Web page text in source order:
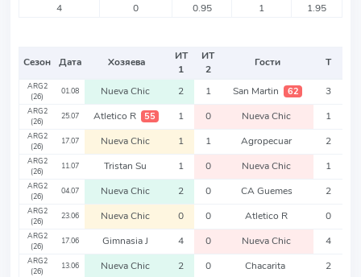
4
0 0.95 1 1.95
Сезон Дата Хозяева
ИТ
1
ИТ
2
Гости Т
ARG2
(26)
01.08 Nueva Chic 2 1 San Martin 62 3
ARG2
(26)
25.07 Atletico R 55 1 0 Nueva Chic 1
ARG2
(26)
17.07 Nueva Chic 1 1 Agropecuar 2
ARG2
(26)
11.07 Tristan Su 1 0 Nueva Chic 1
ARG2
(26)
04.07 Nueva Chic 2 0 CA Guemes 2
ARG2
(26)
23.06 Nueva Chic 0 0 Atletico R 0
ARG2
(26)
17.06 Gimnasia J 4 0 Nueva Chic 4
ARG2
(26)
13.06 Nueva Chic 2 0 Chacarita
2